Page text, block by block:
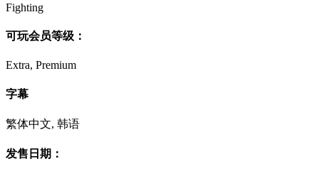
Fighting
可玩会员等级：
Extra, Premium
字幕
繁体中文, 韩语
发售日期：